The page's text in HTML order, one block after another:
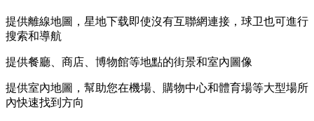
提供離線地圖，星地下载即使沒有互聯網連接，球卫也可進行
搜索和導航
提供餐廳、商店、博物館等地點的街景和室內圖像
提供室內地圖，幫助您在機場、購物中心和體育場等大型場所
內快速找到方向